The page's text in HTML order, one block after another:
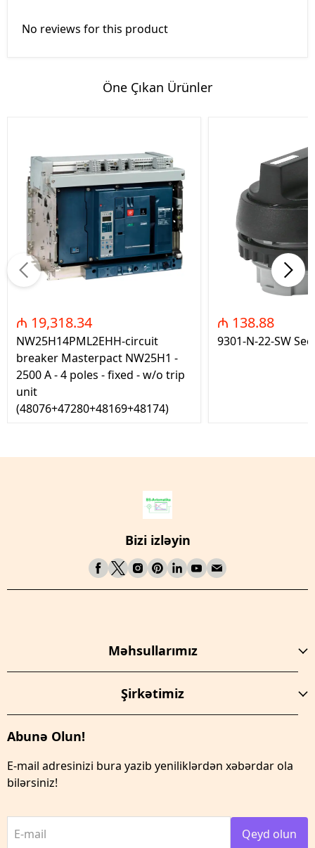
No reviews for this product
Öne Çıkan Ürünler
₼ 19,318.34
NW25H14PML2EHH-circuit
breaker Masterpact NW25H1 -
2500 A - 4 poles - fixed - w/o trip
unit
(48076+47280+48169+48174)
₼ 138.88
9301-N-22-SW
Bizi izləyin
Məhsullarımız
Şirkətimiz
Abunə Olun!
E-mail adresinizi bura yazib yeniliklərdən xəbərdar ola
bilərsiniz!
E-mail Qeyd olun